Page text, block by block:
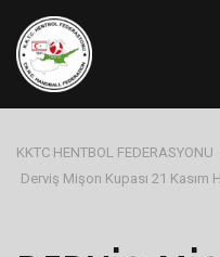
KKTC HENTBOL FEDERASYONU
Derviş Mişon Kupası 21 Kasım